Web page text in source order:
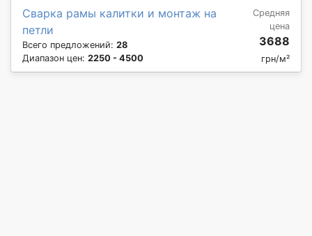
Сварка рамы калитки и монтаж на
петли
Всего предложений: 28
Диапазон цен: 2250 - 4500
Средняя
цена
3688
грн/м²